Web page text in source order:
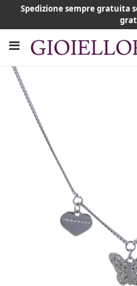
Spedizione sempre gratuita